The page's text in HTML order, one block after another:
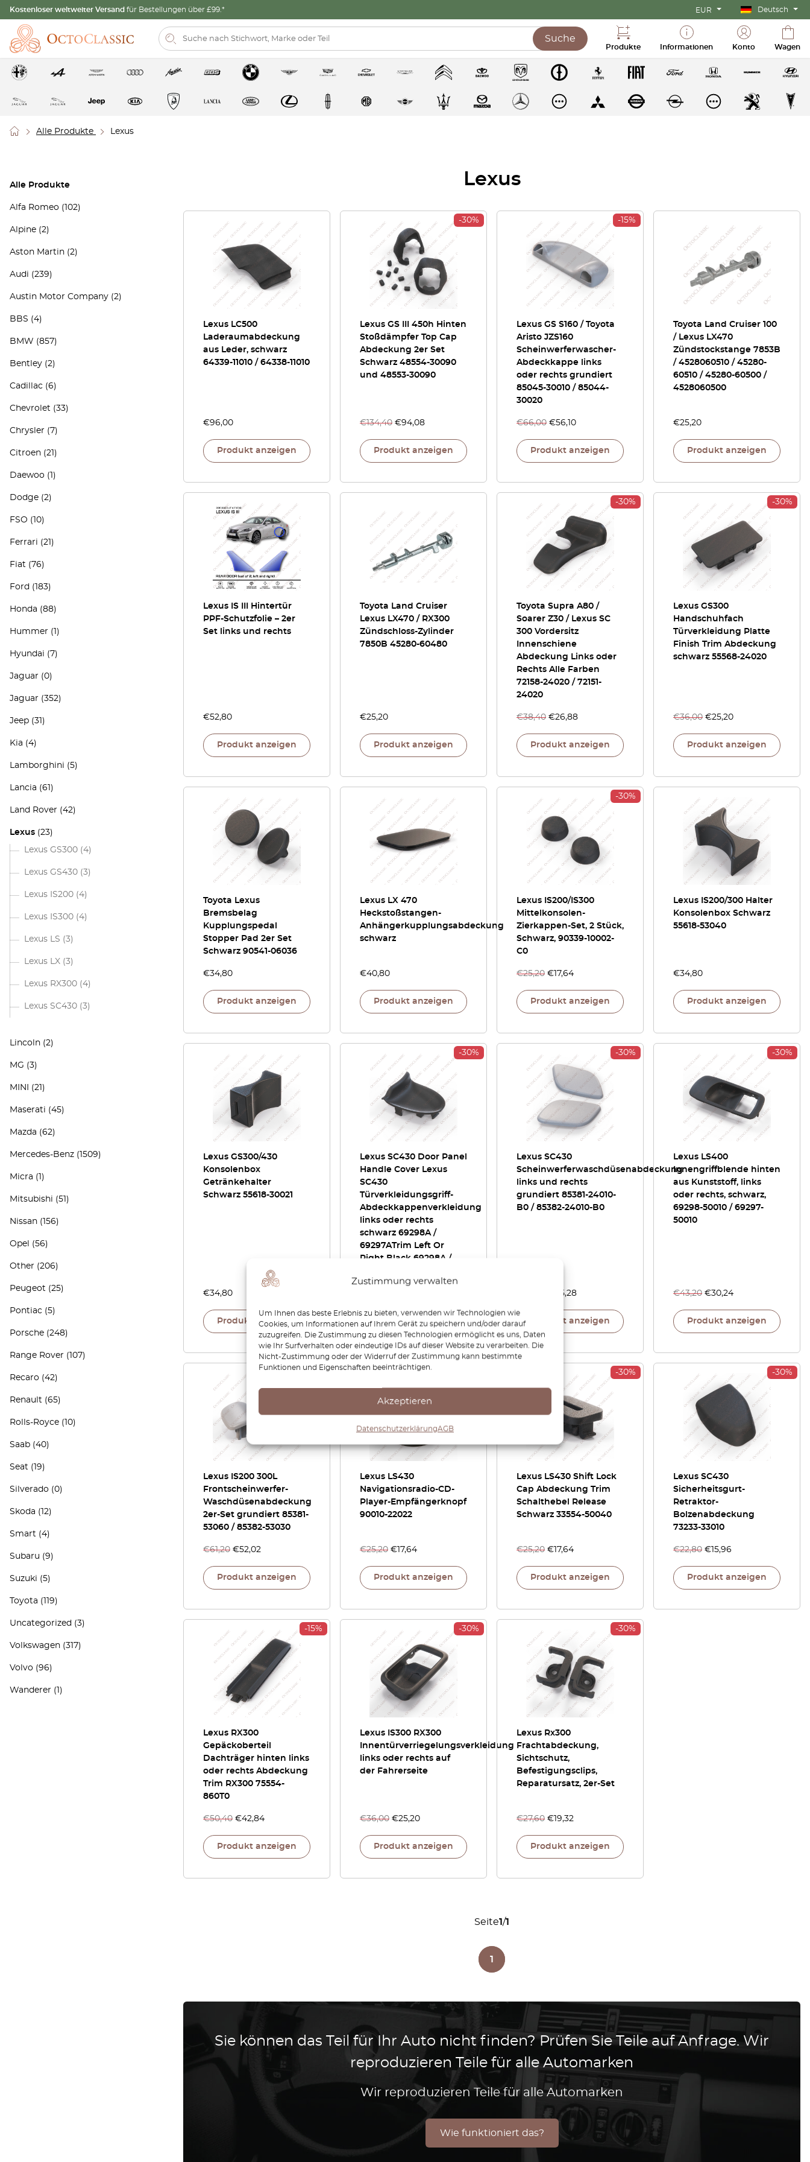
Zustimmung verwalten
Um Ihnen das beste Erlebnis zu bieten, verwenden wir Technologien wie
Cookies, um Informationen auf Ihrem Gerät zu speichern und/oder darauf
zuzugreifen. Die Zustimmung zu diesen Technologien ermöglicht es uns, Daten
wie Ihr Surfverhalten oder eindeutige IDs auf dieser Website zu verarbeiten. Die
Nicht-Zustimmung oder der Widerruf der Zustimmung kann bestimmte
Funktionen und Eigenschaften beeinträchtigen.
Akzeptieren
DatenschutzerklärungAGB
Kostenloser weltweiter Versand für Bestellungen über £99.* EUR Deutsch
Suche
Produkte Informationen Konto Wagen
Alle Produkte Lexus
Alle Produkte
Alfa Romeo (102)
Alpine (2)
Aston Martin (2)
Audi (239)
Austin Motor Company (2)
BBS (4)
BMW (857)
Bentley (2)
Cadillac (6)
Chevrolet (33)
Chrysler (7)
Citroen (21)
Daewoo (1)
Dodge (2)
FSO (10)
Ferrari (21)
Fiat (76)
Ford (183)
Honda (88)
Hummer (1)
Hyundai (7)
Jaguar (0)
Jaguar (352)
Jeep (31)
Kia (4)
Lamborghini (5)
Lancia (61)
Land Rover (42)
Lexus (23)
Lexus GS300 (4)
Lexus GS430 (3)
Lexus IS200 (4)
Lexus IS300 (4)
Lexus LS (3)
Lexus LX (3)
Lexus RX300 (4)
Lexus SC430 (3)
Lincoln (2)
MG (3)
MINI (21)
Maserati (45)
Mazda (62)
Mercedes-Benz (1509)
Micra (1)
Mitsubishi (51)
Nissan (156)
Opel (56)
Other (206)
Peugeot (25)
Pontiac (5)
Porsche (248)
Range Rover (107)
Recaro (42)
Renault (65)
Rolls-Royce (10)
Saab (40)
Seat (19)
Silverado (0)
Skoda (12)
Smart (4)
Subaru (9)
Suzuki (5)
Toyota (119)
Uncategorized (3)
Volkswagen (317)
Volvo (96)
Wanderer (1)
Lexus
Lexus LC500
Laderaumabdeckung
aus Leder, schwarz
64339-11010 / 64338-11010
€96,00
Produkt anzeigen
-30%
Lexus GS III 450h Hinten
Stoßdämpfer Top Cap
Abdeckung 2er Set
Schwarz 48554-30090
und 48553-30090
€134,40 €94,08
Produkt anzeigen
-15%
Lexus GS S160 / Toyota
Aristo JZS160
Scheinwerferwascher-
Abdeckkappe links
oder rechts grundiert
85045-30010 / 85044-
30020
€66,00 €56,10
Produkt anzeigen
Toyota Land Cruiser 100
/ Lexus LX470
Zündstockstange 7853B
/ 4528060510 / 45280-
60510 / 45280-60500 /
4528060500
€25,20
Produkt anzeigen
Lexus IS III Hintertür
PPF-Schutzfolie – 2er
Set links und rechts
€52,80
Produkt anzeigen
Toyota Land Cruiser
Lexus LX470 / RX300
Zündschloss-Zylinder
7850B 45280-60480
€25,20
Produkt anzeigen
-30%
Toyota Supra A80 /
Soarer Z30 / Lexus SC
300 Vordersitz
Innenschiene
Abdeckung Links oder
Rechts Alle Farben
72158-24020 / 72151-
24020
€38,40 €26,88
Produkt anzeigen
-30%
Lexus GS300
Handschuhfach
Türverkleidung Platte
Finish Trim Abdeckung
schwarz 55568-24020
€36,00 €25,20
Produkt anzeigen
Toyota Lexus
Bremsbelag
Kupplungspedal
Stopper Pad 2er Set
Schwarz 90541-06036
€34,80
Produkt anzeigen
Lexus LX 470
Heckstoßstangen-
Anhängerkupplungsabdeckung
schwarz
€40,80
Produkt anzeigen
-30%
Lexus IS200/IS300
Mittelkonsolen-
Zierkappen-Set, 2 Stück,
Schwarz, 90339-10002-
C0
€25,20 € 17,64
Produkt anzeigen
Lexus IS200/300 Halter
Konsolenbox Schwarz
55618-53040
€34,80
Produkt anzeigen
Lexus GS300/430
Konsolenbox
Getränkehalter
Schwarz 55618-30021
€34,80
Produkt anzeigen
-30%
Lexus SC430 Door Panel
Handle Cover Lexus
SC430
Türverkleidungsgriff-
Abdeckkappenverkleidung
links oder rechts
schwarz 69298A /
69297ATrim Left Or
Right Black 69298A /
Produkt anzeigen
-30%
Lexus SC430
Scheinwerferwaschdüsenabdeckung
links und rechts
grundiert 85381-24010-
B0 / 85382-24010-B0
35,28
Produkt anzeigen
-30%
Lexus LS400
Innengriffblende hinten
aus Kunststoff, links
oder rechts, schwarz,
69298-50010 / 69297-
50010
€43,20 €30,24
Produkt anzeigen
-15%
Lexus IS200 300L
Frontscheinwerfer-
Waschdüsenabdeckung
2er-Set grundiert 85381-
53060 / 85382-53030
€61,20 €52,02
Produkt anzeigen
Lexus LS430
Navigationsradio-CD-
Player-Empfängerknopf
90010-22022
€25,20 € 17,64
Produkt anzeigen
-30%
Lexus LS430 Shift Lock
Cap Abdeckung Trim
Schalthebel Release
Schwarz 33554-50040
€25,20 € 17,64
Produkt anzeigen
-30%
Lexus SC430
Sicherheitsgurt-
Retraktor-
Bolzenabdeckung
73233-33010
€22,80 € 15,96
Produkt anzeigen
-15%
Lexus RX300
Gepäckoberteil
Dachträger hinten links
oder rechts Abdeckung
Trim RX300 75554-
860T0
€50,40 €42,84
Produkt anzeigen
-30%
Lexus IS300 RX300
Innentürverriegelungsverkleidung
links oder rechts auf
der Fahrerseite
€36,00 €25,20
Produkt anzeigen
-30%
Lexus Rx300
Frachtabdeckung,
Sichtschutz,
Befestigungsclips,
Reparatursatz, 2er-Set
€27,60 € 19,32
Produkt anzeigen
Seite1/1
1
Sie können das Teil für Ihr Auto nicht finden? Prüfen Sie Teile auf Anfrage. Wir
reproduzieren Teile für alle Automarken
Wir reproduzieren Teile für alle Automarken
Wie funktioniert das?